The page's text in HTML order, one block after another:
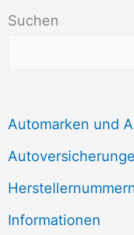
Suchen
Automarken und
Informationen